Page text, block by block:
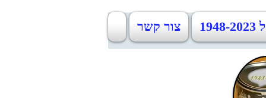
צור קשר